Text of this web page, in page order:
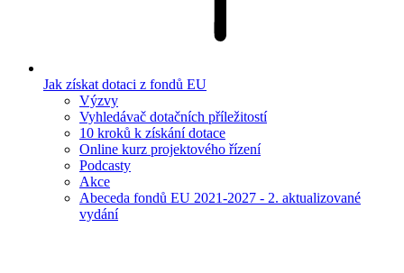
Jak získat dotaci z fondů EU
Výzvy
Vyhledávač dotačních příležitostí
10 kroků k získání dotace
Online kurz projektového řízení
Podcasty
Akce
Abeceda fondů EU 2021-2027 - 2. aktualizované
vydání